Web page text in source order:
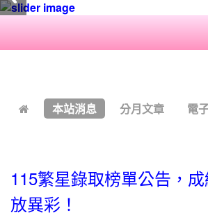
本站消息 分月文章 電
115繁星錄取榜單公告，
放異彩！